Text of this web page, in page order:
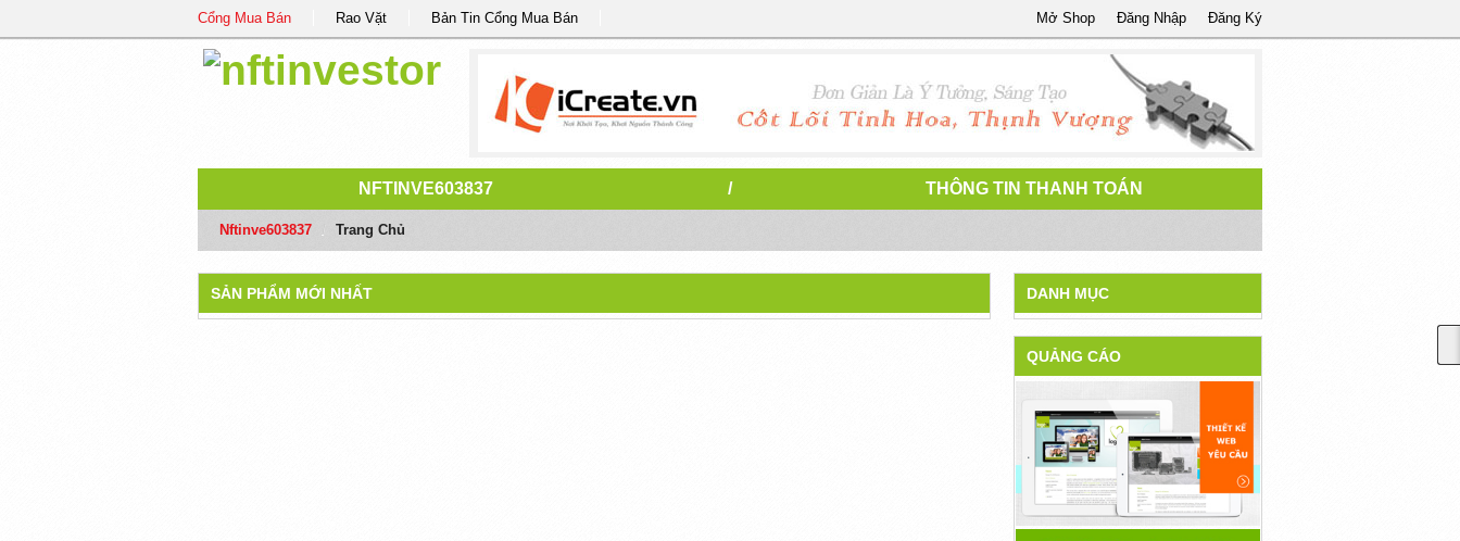
Cổng Mua Bán Rao Vặt Bản Tin Cổng Mua Bán Đăng Ký
Đăng Nhập
Mở Shop
NFTINVE603837 / THÔNG TIN THANH TOÁN
Nftinve603837 Trang Chủ
SẢN PHẨM MỚI NHẤT DANH MỤC
QUẢNG CÁO